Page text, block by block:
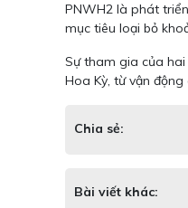
PNWH2 là phát
mục tiêu loại bỏ
Sự tham gia của
Hoa Kỳ, từ vận
Chia sẻ:
Bài viết khác: